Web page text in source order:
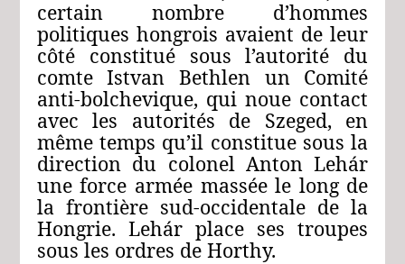
certain nombre d’hommes
politiques hongrois avaient de leur
côté constitué sous l’autorité du
comte Istvan Bethlen un Comité
anti-bolchevique, qui noue contact
avec les autorités de Szeged, en
même temps qu’il constitue sous la
direction du colonel Anton Lehár
une force armée massée le long de
la frontière sud-occidentale de la
Hongrie. Lehár place ses troupes
sous les ordres de Horthy.